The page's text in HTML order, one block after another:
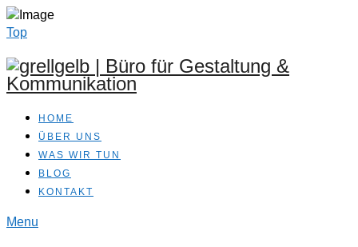
Top
HOME
ÜBER UNS
WAS WIR TUN
BLOG
KONTAKT
Menu